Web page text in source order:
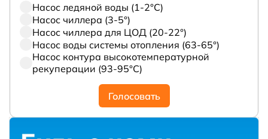
Насос ледяной воды (1-2°С)
Насос чиллера (3-5°)
Насос чиллера для ЦОД (20-22°)
Насос воды системы отопления (63-65°)
Насос контура высокотемпературной
рекуперации (93-95°С)
Голосовать